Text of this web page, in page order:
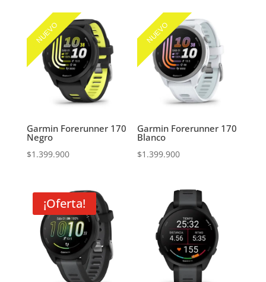
NUEVO
Garmin Forerunner 170
Negro
$1.399.900
NUEVO
Garmin Forerunner 170
Blanco
$1.399.900
¡Oferta!